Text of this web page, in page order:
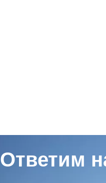
Ответим